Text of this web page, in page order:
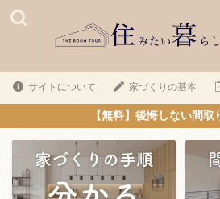
サイトについて 家づくりの基本
【無料】後悔しない間取